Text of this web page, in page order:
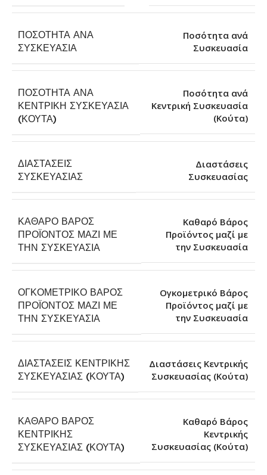
ΠΟΣΌΤΗΤΑ ΑΝΆ
ΣΥΣΚΕΥΑΣΊΑ
Ποσότητα ανά
Συσκευασία
ΠΟΣΌΤΗΤΑ ΑΝΆ
ΚΕΝΤΡΙΚΉ ΣΥΣΚΕΥΑΣΊΑ
(ΚΟΎΤΑ)
Ποσότητα ανά
Κεντρική Συσκευασία
(Κούτα)
ΔΙΑΣΤΆΣΕΙΣ
ΣΥΣΚΕΥΑΣΊΑΣ
Διαστάσεις
Συσκευασίας
ΚΑΘΑΡΌ ΒΆΡΟΣ
ΠΡΟΪΌΝΤΟΣ ΜΑΖΊ ΜΕ
ΤΗΝ ΣΥΣΚΕΥΑΣΊΑ
Καθαρό Βάρος
Προϊόντος μαζί με
την Συσκευασία
ΟΓΚΟΜΕΤΡΙΚΌ ΒΆΡΟΣ
ΠΡΟΪΌΝΤΟΣ ΜΑΖΊ ΜΕ
ΤΗΝ ΣΥΣΚΕΥΑΣΊΑ
Ογκομετρικό Βάρος
Προϊόντος μαζί με
την Συσκευασία
ΔΙΑΣΤΆΣΕΙΣ ΚΕΝΤΡΙΚΉΣ
ΣΥΣΚΕΥΑΣΊΑΣ (ΚΟΎΤΑ)
Διαστάσεις Κεντρικής
Συσκευασίας (Κούτα)
ΚΑΘΑΡΌ ΒΆΡΟΣ
ΚΕΝΤΡΙΚΉΣ
ΣΥΣΚΕΥΑΣΊΑΣ (ΚΟΎΤΑ)
Καθαρό Βάρος
Κεντρικής
Συσκευασίας (Κούτα)